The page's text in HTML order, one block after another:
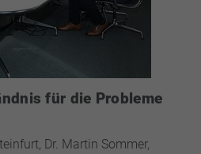
für die Probleme
Dr. Martin Sommer,